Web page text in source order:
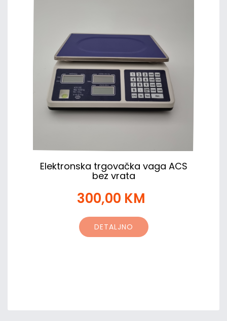
Elektronska trgovačka vaga ACS
bez vrata
300,00 KM
DETALJNO